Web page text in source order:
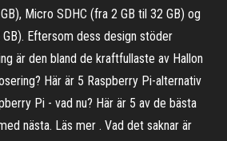
Micro SDHC (fra 2 GB til 32 GB) og
Eftersom dess design stöder
är den bland de kraftfullaste av Hallon
Här är 5 Raspberry Pi-alternativ
Pi - vad nu? Här är 5 av de bästa
nästa. Läs mer . Vad det saknar är